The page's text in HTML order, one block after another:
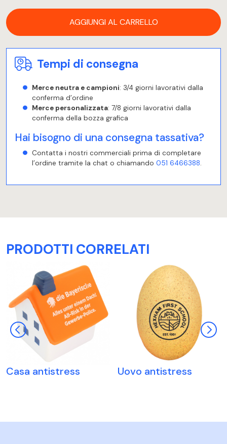
AGGIUNGI AL CARRELLO
Tempi di consegna
Merce neutra e campioni: 3/4 giorni lavorativi dalla
conferma d’ordine
Merce personalizzata: 7/8 giorni lavorativi dalla
conferma della bozza grafica
Hai bisogno di una consegna tassativa?
Contatta i nostri commerciali prima di completare
l’ordine tramite la chat o chiamando 051 6466388.
PRODOTTI CORRELATI
Casa antistress Uovo antistress